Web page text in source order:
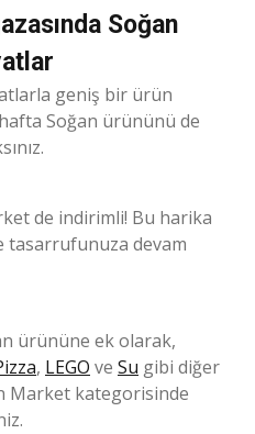
Soğan
geniş bir ürün
Soğan ürününü de
de indirimli! Bu harika
tasarrufunuza devam
ürününe ek olarak,
, LEGO ve Su gibi diğer
Market kategorisinde